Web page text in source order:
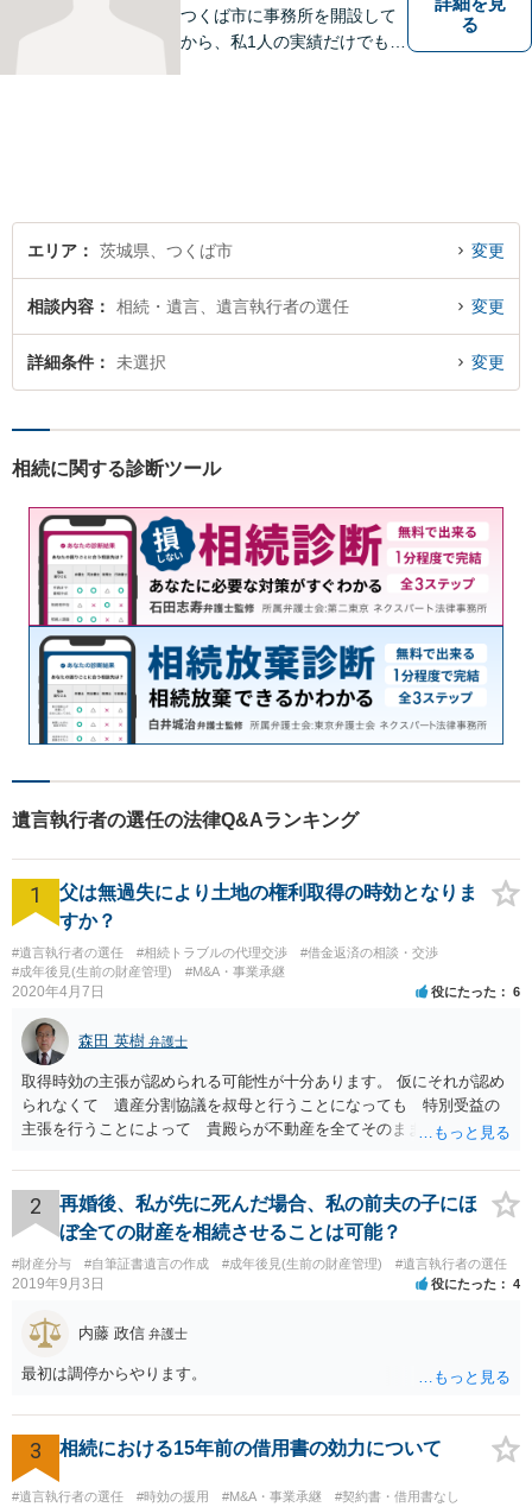
つくば市に事務所を開設して
から、私1人の実績だけでも、
い。
る
エリア 茨城県、つくば市 変更
相談内容 相続・遺言、遺言執行者の選任 変更
詳細条件 未選択 変更
相続に関する診断ツール
遺言執行者の選任の法律Q&Aランキング
1
父は無過失により土地の権利取得の時効となりま
すか？
#遺言執行者の選任 #相続トラブルの代理交渉
#借金返済の相談・交渉
#成年後見(生前の財産管理)
#M&A・事業承継
2020年4月7日 役にたった 6
森田 英樹 弁護士
取得時効の主張が認められる可能性が十分あります。 仮にそれが認め
られなくて 遺産分割協議を叔母と行うことになっても 特別受益の
主張を行うことによって 貴殿らが不動産を全てそのまま取得できる
2
再婚後、私が先に死んだ場合、私の前夫の子にほ
ぼ全ての財産を相続させることは可能？
#財産分与 #自筆証書遺言の作成 #成年後見(生前の財産管理) #遺言執行者の選任
2019年9月3日 役にたった 4
内藤 政信 弁護士
最初は調停からやります。
3 相続における15年前の借用書の効力について
#遺言執行者の選任 #時効の援用 #M&A・事業承継 #契約書・借用書なし